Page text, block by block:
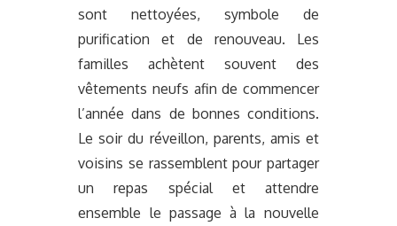
sont nettoyées, symbole de
purification et de renouveau. Les
familles achètent souvent des
vêtements neufs afin de commencer
l’année dans de bonnes conditions.
Le soir du réveillon, parents, amis et
voisins se rassemblent pour partager
un repas spécial et attendre
ensemble le passage à la nouvelle